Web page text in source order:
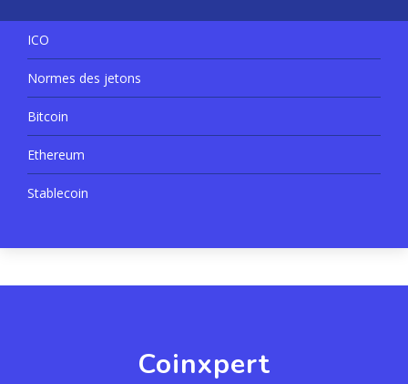
ICO
Normes des jetons
Bitcoin
Ethereum
Stablecoin
Coinxpert